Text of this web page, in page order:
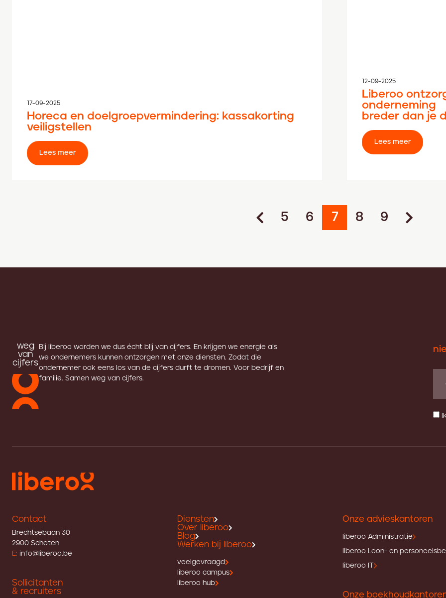
17-09-2025
Horeca en doelgroepvermindering: kassakorting
veiligstellen
Lees meer
12-09-2025
Liberoo
onderneming
breder dan je
Lees meer
5 6 7 8 9
weg
van
cijfers
Bij liberoo worden we dus écht blij van cijfers. En krijgen we energie als
we ondernemers kunnen ontzorgen met onze diensten. Zodat die
ondernemer ook eens los van de cijfers durft te dromen. Voor bedrijf en
familie. Samen weg van cijfers.
Contact
Brechtsebaan 30
2900 Schoten
E: info@liberoo.be
Sollicitanten
& recruiters
Diensten
Over liberoo
Blog
Werken bij liberoo
veelgevraagd
liberoo campus
liberoo hub
Onze advieskantoren
liberoo Administratie
liberoo Loon- en
liberoo IT
Onze